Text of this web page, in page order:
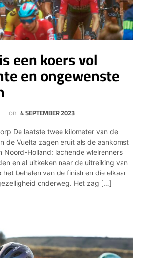
een koers vol
en ongewenste
on 4 SEPTEMBER 2023
De laatste twee kilometer van de
de Vuelta zagen eruit als de aankomst
Noord-Holland: lachende wielrenners
en al uitkeken naar de uitreiking van
behalen van de finish en die elkaar
onderweg. Het zag […]